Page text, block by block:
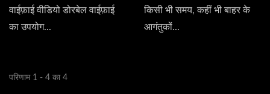
वाईफ़ाई वीडियो डोरबेल वाईफ़ाई
का उपयोग...
किसी भी समय, कहीं भी बाहर के
आगंतुकों...
परिणाम 1 - 4 का 4